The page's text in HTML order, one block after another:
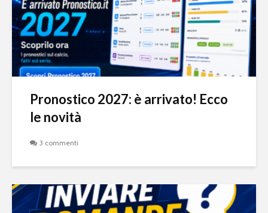
Pronostico 2027: è arrivato! Ecco
le novità
3 commenti